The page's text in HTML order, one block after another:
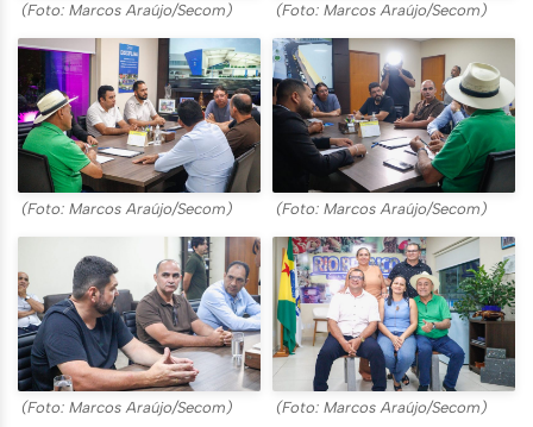
(Foto: Marcos Araújo/Secom) (Foto: Marcos Araújo/Secom)
(Foto: Marcos Araújo/Secom) (Foto: Marcos Araújo/Secom)
(Foto: Marcos Araújo/Secom) (Foto: Marcos Araújo/Secom)